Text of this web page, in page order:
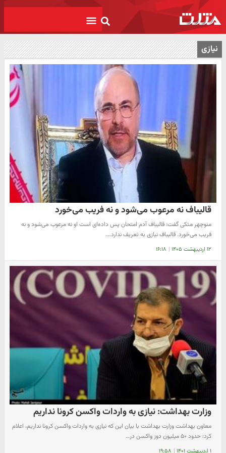
نیازی
قالیباف نه مرعوب می‌شود و نه فریب می‌خورد
منوچهر متکی گفت: قالیباف آدم امتحان پس داده‌ای است او نه مرعوب می‌شود و نه
فریب می‌خورد. قالیباف نیازی به تعریف ندارد.…
۱۲ اردیبهشت ۱۴۰۵ | ۱۶:۱۸
وزارت بهداشت: نیازی به واردات واکسن کرونا نداریم
معاون بهداشت وزارت بهداشت با بیان این که نیازی به واردات واکسن کرونا نداریم، اعلام
کرد: حدود ۵۰ میلیون دوز واکسن در…
۱ اردیبهشت ۱۴۰۱ | ۱۹:۵۸